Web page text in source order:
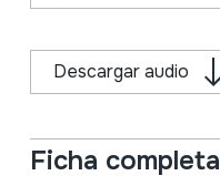
Descargar audio
Ficha completa